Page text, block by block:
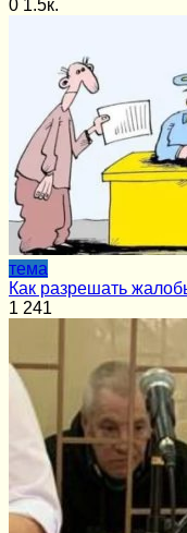
0 1.5к.
тема
Как разрешать
1 241